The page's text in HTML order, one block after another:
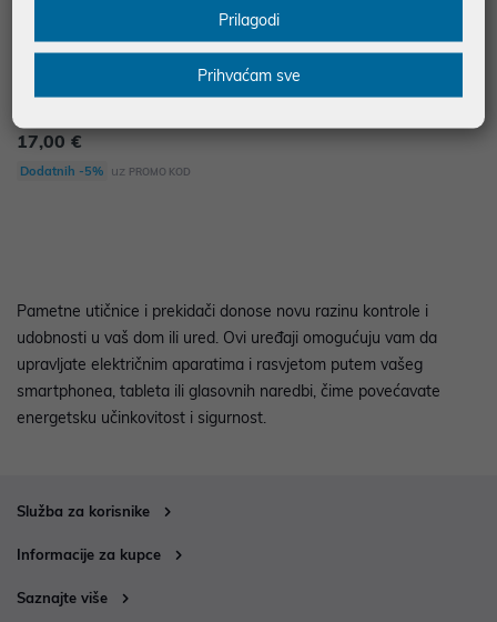
TP-Link Tapo P110 Smart Wi-Fi
Plug, Energy Monitoring
17,00 €
Dodatnih -5% uz PROMO KOD
Pametne utičnice i prekidači donose novu razinu kontrole i
udobnosti u vaš dom ili ured. Ovi uređaji omogućuju vam da
upravljate električnim aparatima i rasvjetom putem vašeg
smartphonea, tableta ili glasovnih naredbi, čime povećavate
energetsku učinkovitost i sigurnost.
Služba za korisnike
Informacije za kupce
Saznajte više
Prilagodi
Prihvaćam sve